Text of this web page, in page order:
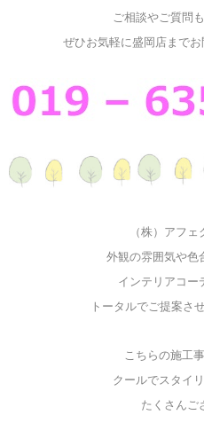
ご相談やご質問
ぜひお気軽に盛岡店まで
（株）アフ
外観の雰囲気や色
インテリアコー
トータルでご提案さ
こちらの施工
クールでスタイ
たくさんご